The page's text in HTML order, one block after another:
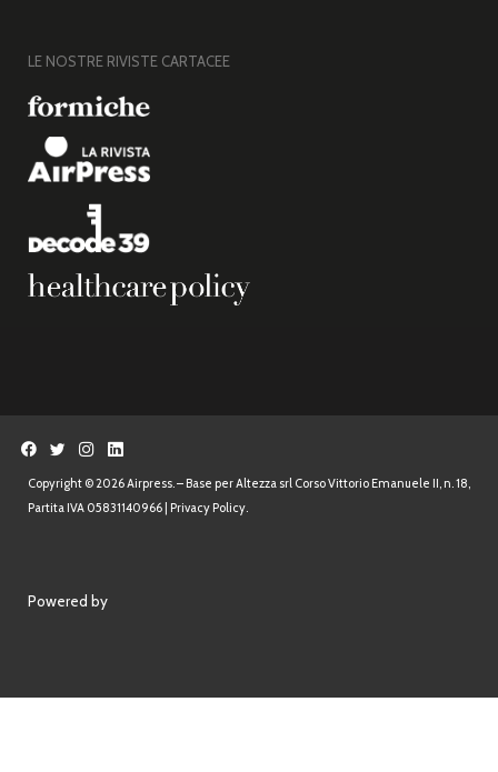
LE NOSTRE RIVISTE CARTACEE
Copyright © 2026 Airpress. – Base per Altezza srl Corso Vittorio Emanuele II, n. 18,
Partita IVA 05831140966 | Privacy Policy.
Powered by